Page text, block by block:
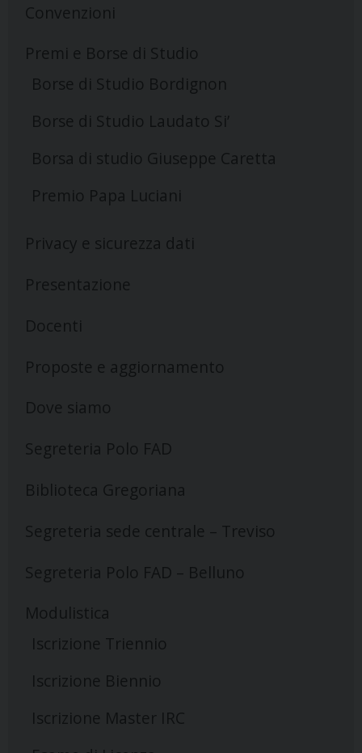
Convenzioni
Premi e Borse di Studio
Borse di Studio Bordignon
Borse di Studio Laudato Si’
Borsa di studio Giuseppe Caretta
Premio Papa Luciani
Privacy e sicurezza dati
Presentazione
Docenti
Proposte e aggiornamento
Dove siamo
Segreteria Polo FAD
Biblioteca Gregoriana
Segreteria sede centrale – Treviso
Segreteria Polo FAD – Belluno
Modulistica
Iscrizione Triennio
Iscrizione Biennio
Iscrizione Master IRC